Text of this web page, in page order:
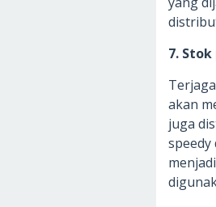
7.
akan
juga